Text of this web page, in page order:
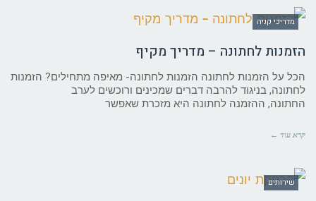
מדריכי קניה
הזמנות לחתונה – מדריך מקיף
הכל על הזמנות לחתונה הזמנות לחתונה- מאיפה מתחילים? הזמנות
לחתונה, בניגוד להרבה דברים שמכינים ורוכשים לערב
החתונה, ההזמנה לחתונה היא מזכרת שאפשר
קרא עוד ←
שירותים